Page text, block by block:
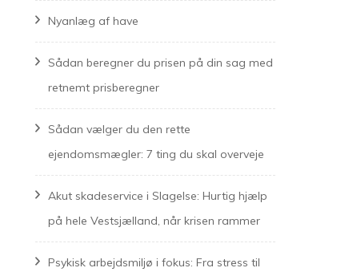
Nyanlæg af have
Sådan beregner du prisen på din sag med
retnemt prisberegner
Sådan vælger du den rette
ejendomsmægler: 7 ting du skal overveje
Akut skadeservice i Slagelse: Hurtig hjælp
på hele Vestsjælland, når krisen rammer
Psykisk arbejdsmiljø i fokus: Fra stress til